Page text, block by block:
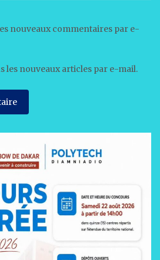
nouveaux commentaires par e-
les nouveaux articles par e-mail.